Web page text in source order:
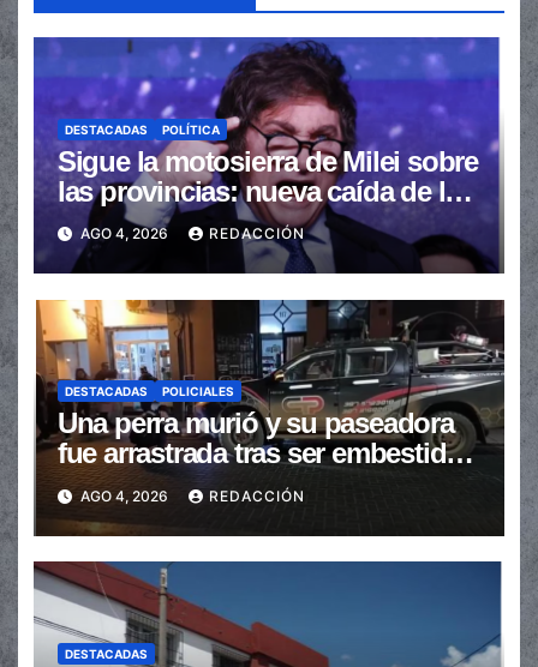
DESTACADAS POLÍTICA
Sigue la motosierra de Milei sobre
las provincias: nueva caída de las
transferencias no automáticas
AGO 4, 2026 REDACCIÓN
DESTACADAS POLICIALES
Una perra murió y su paseadora
fue arrastrada tras ser embestidas
en la senda peatonal
AGO 4, 2026 REDACCIÓN
DESTACADAS